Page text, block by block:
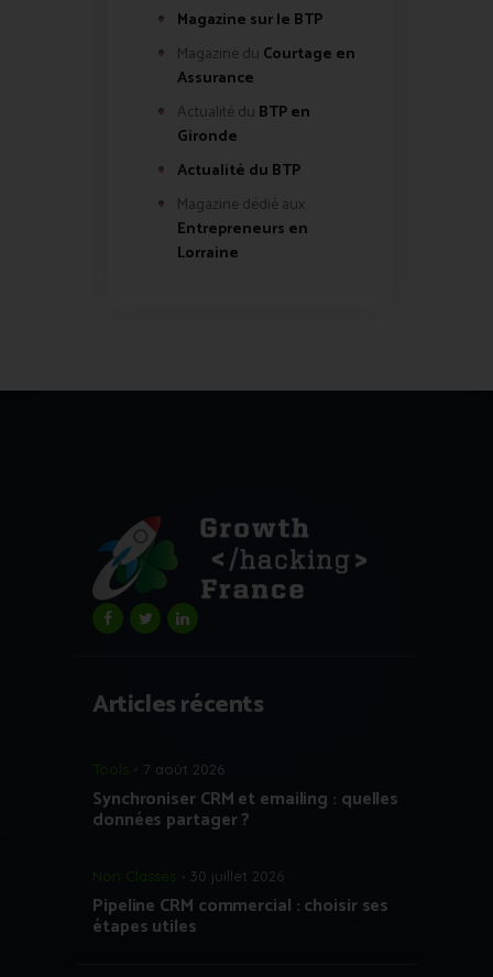
Magazine sur le BTP
Magazine du Courtage en
Assurance
Actualité du BTP en
Gironde
Actualité du BTP
Magazine dédié aux
Entrepreneurs en
Lorraine
Articles récents
Tools 7 août 2026
Synchroniser CRM et emailing : quelles
données partager ?
Non Classés 30 juillet 2026
Pipeline CRM commercial : choisir ses
étapes utiles